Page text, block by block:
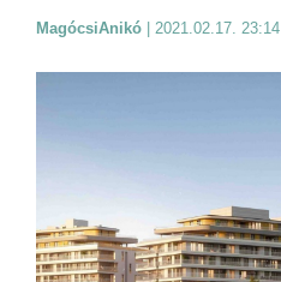
MagócsiAnikó 2021.02.17. 23:14